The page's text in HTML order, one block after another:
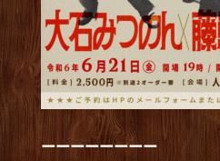
ーーーーーーーー